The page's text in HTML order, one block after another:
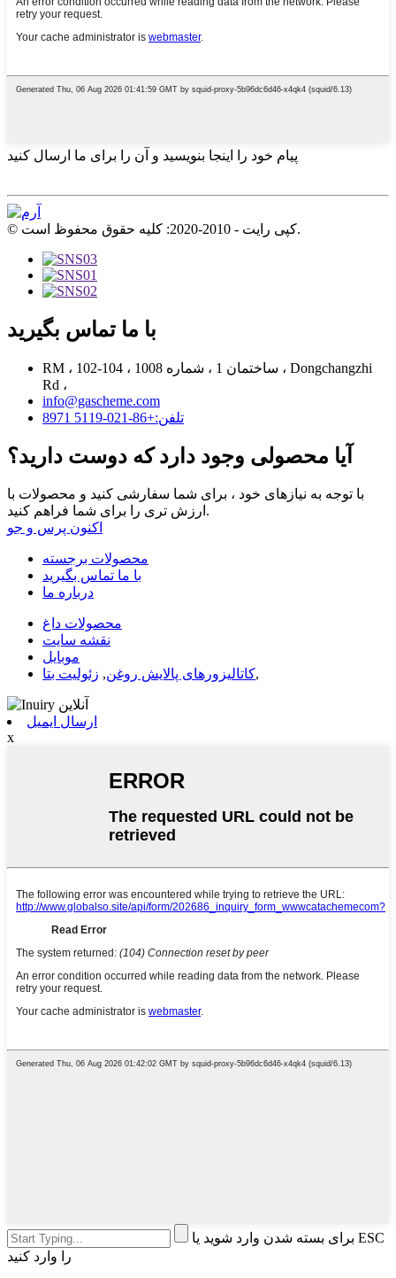
پیام خود را اینجا بنویسید و آن را برای ما ارسال کنید
© کپی رایت - 2010-2020: کلیه حقوق محفوظ است.
با ما تماس بگیرید
RM ، 102-104 ، ساختمان 1 ، شماره 1008 ، Dongchangzhi
Rd ،
info@gascheme.com
تلفن:+86-021-5119 8971
آیا محصولی وجود دارد که دوست دارید؟
با توجه به نیازهای خود ، برای شما سفارشی کنید و محصولات با
ارزش تری را برای شما فراهم کنید.
اکنون پرس و جو
محصولات برجسته
با ما تماس بگیرید
درباره ما
محصولات داغ
نقشه سایت
موبایل
کاتالیزورهای پالایش روغن, زئولیت بتا ,
ارسال ایمیل
x
برای بسته شدن وارد شوید یا ESC
را وارد کنید